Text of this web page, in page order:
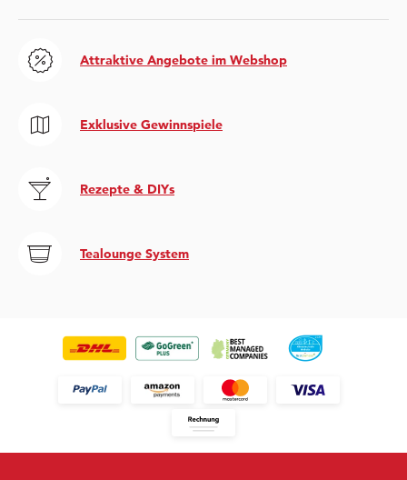
Attraktive Angebote im Webshop
Exklusive Gewinnspiele
Rezepte & DIYs
Tealounge System